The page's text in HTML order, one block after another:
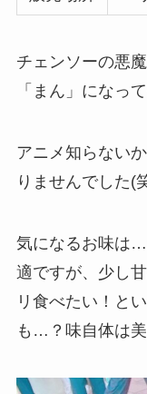
チェンソーの悪
「まん」になっ
アニメ知らない
りませんでした(
気になるお味は
適ですが、少し
リ食べたい！と
も…？味自体は美